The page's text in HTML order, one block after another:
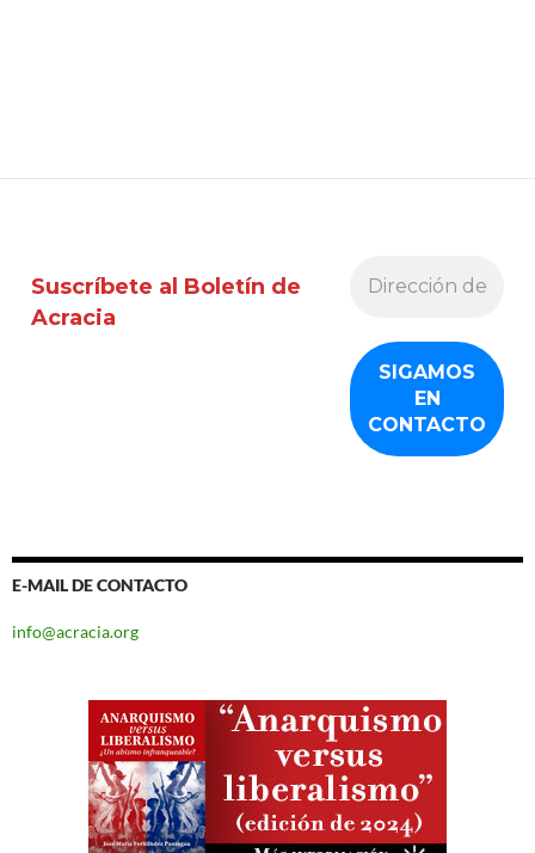
Suscríbete al Boletín de
Acracia
E-MAIL DE CONTACTO
info@acracia.org